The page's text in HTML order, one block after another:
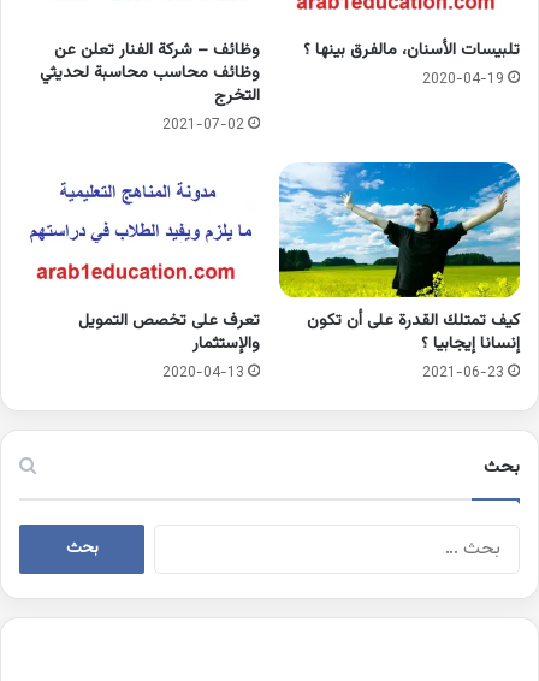
تلبيسات الأسنان، مالفرق بينها ؟
2020-04-19
وظائف – شركة الفنار تعلن عن
وظائف محاسب محاسبة لحديثي
التخرج
2021-07-02
كيف تمتلك القدرة على أن تكون
إنسانا إيجابيا ؟
2021-06-23
تعرف على تخصص التمويل
والإستثمار
2020-04-13
بحث
البحث